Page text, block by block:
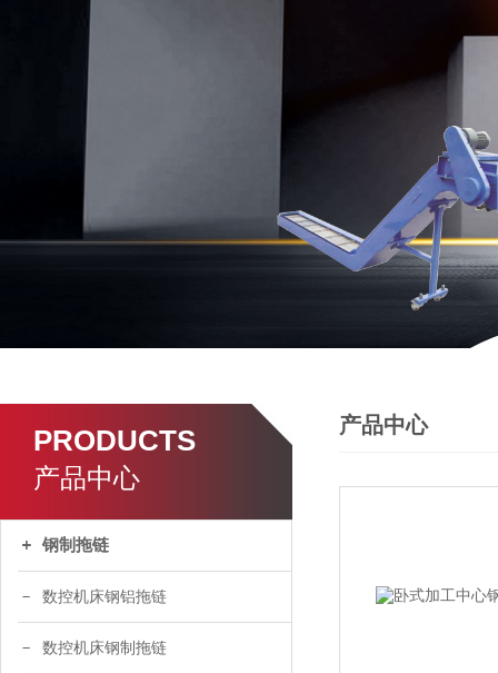
PRODUCTS
产品中心
钢制拖链
数控机床钢铝拖链
数控机床钢制拖链
产品中心